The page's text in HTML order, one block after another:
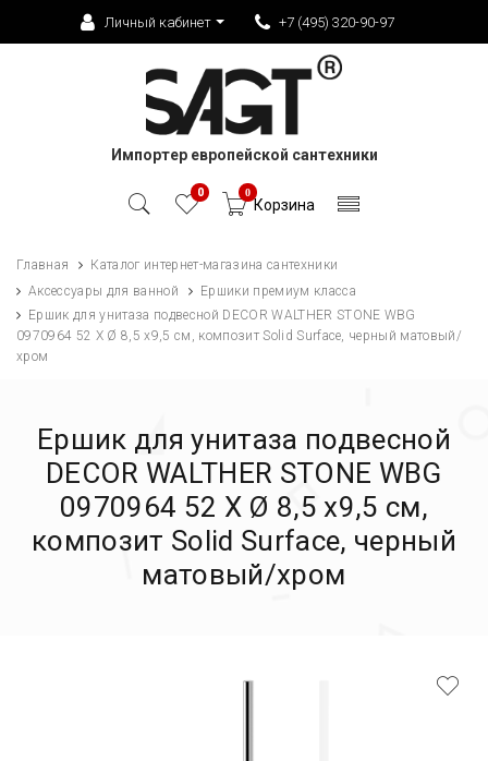
Личный кабинет +7 (495) 320-90-97
Импортер европейской сантехники
0 0
Корзина
Главная
Каталог интернет-магазина сантехники
Аксессуары для ванной
Ершики премиум класса
Ершик для унитаза подвесной DECOR WALTHER STONE WBG
0970964 52 X Ø 8,5 х9,5 см, композит Solid Surface, черный матовый/
хром
Ершик для унитаза подвесной
DECOR WALTHER STONE WBG
0970964 52 X Ø 8,5 х9,5 см,
композит Solid Surface, черный
матовый/хром